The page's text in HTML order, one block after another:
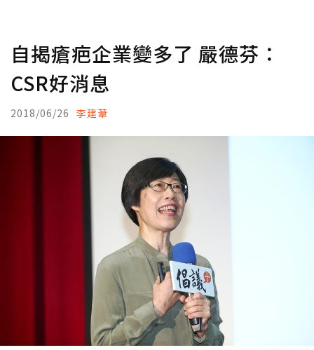
自揭瘡疤企業變多了 嚴德芬：
CSR好消息
2018/06/26 李建葦